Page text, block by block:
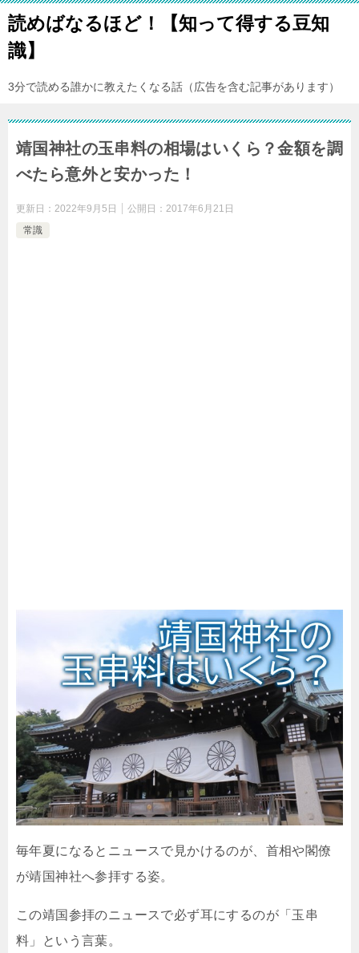
読めばなるほど！【知って得する豆知
識】
3分で読める誰かに教えたくなる話（広告を含む記事があります）
靖国神社の玉串料の相場はいくら？金額を調
べたら意外と安かった！
更新日： 2022年9月5日 公開日： 2017年6月21日
常識
毎年夏になるとニュースで見かけるのが、首相や閣僚
が靖国神社へ参拝する姿。
この靖国参拝のニュースで必ず耳にするのが「玉串
料」という言葉。